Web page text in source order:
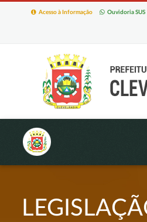
Ouvidoria SUS
Acesso à Informação